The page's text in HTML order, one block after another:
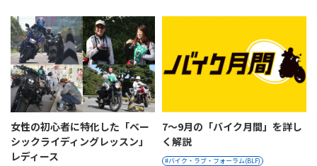
女性の初心者に特化した「ベー
シックライディングレッスン」
レディース
7〜9月の「バイク月間」を詳し
く解説
バイク・ラブ・フォーラム(BLF)